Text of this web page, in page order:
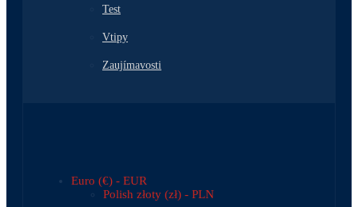
Test
Vtipy
Zaujímavosti
Euro (€) - EUR
Polish złoty (zł) - PLN